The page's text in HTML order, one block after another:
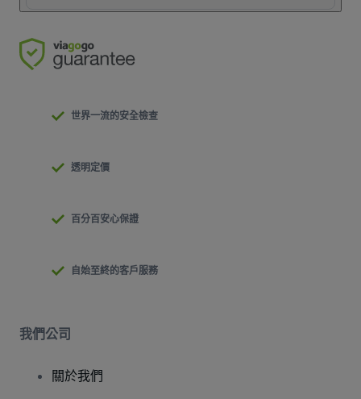
世界一流的安全檢查
透明定價
百分百安心保證
自始至終的客戶服務
我們公司
關於我們